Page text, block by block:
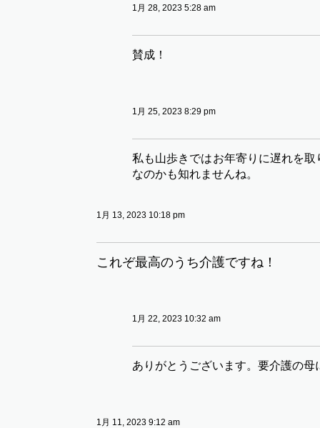
1月 28, 2023 5:28 am
賛成！
1月 25, 2023 8:29 pm
私も山歩きではお年寄りに遅れを
なのかも知れませんね。
1月 13, 2023 10:18 pm
これぞ最高のうち介護ですね！
1月 22, 2023 10:32 am
ありがとうございます。要介護の
1月 11, 2023 9:12 am